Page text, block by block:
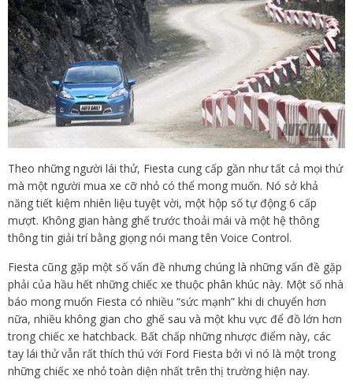
Theo những người lái thử, Fiesta cung cấp gần như tất cả mọi thứ
mà một người mua xe cỡ nhỏ có thể mong muốn. Nó sở khả
năng tiết kiệm nhiên liệu tuyệt vời, một hộp số tự động 6 cấp
mượt. Không gian hàng ghế trước thoải mái và một hệ thông
thông tin giải trí bằng giọng nói mang tên Voice Control.
Fiesta cũng gặp một số vấn đề nhưng chúng là những vấn đề gặp
phải của hầu hết những chiếc xe thuộc phân khúc này. Một số nhà
báo mong muốn Fiesta có nhiều “sức mạnh” khi di chuyển hơn
nữa, nhiều không gian cho ghế sau và một khu vực để đồ lớn hơn
trong chiếc xe hatchback. Bất chấp những nhược điểm này, các
tay lái thử vẫn rất thích thú với Ford Fiesta bởi vì nó là một trong
những chiếc xe nhỏ toàn diện nhất trên thị trường hiện nay.